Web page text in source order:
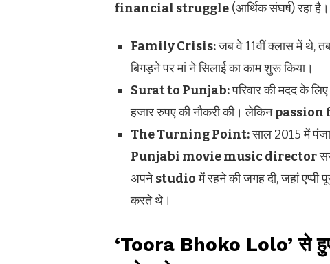
financial struggle (आर्थिक संघर्ष) रहा है।
Family Crisis:जब वे 11वीं क्लास में थे,
बिगड़ने पर मां ने सिलाई का काम शुरू किया।
Surat to Punjab:परिवार की मदद के
हजार रुपए की नौकरी की। लेकिनpassion
The Turning Point:साल 2015 में
Punjabi movie music director
अपनेstudioमें रहने की जगह दी, जहां एप्पी
करते थे।
‘Toora Bhoko Lolo’ से